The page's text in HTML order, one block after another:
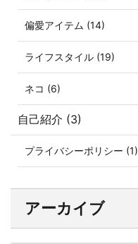
偏愛アイテム (14)
ライフスタイル (19)
ネコ (6)
自己紹介 (3)
プライバシーポリシー (1)
アーカイブ